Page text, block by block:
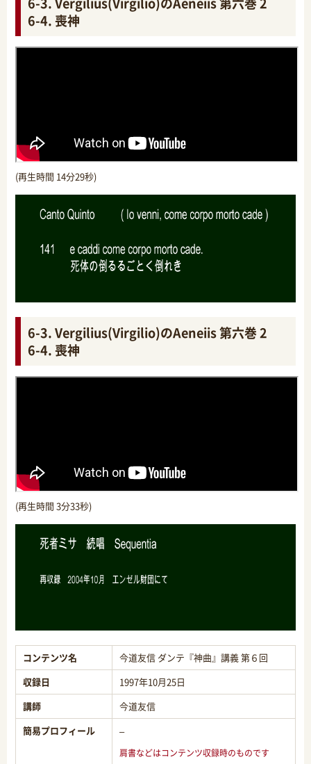
6-4. 喪神
(再生時間 14分29秒)
6-3. Vergilius(Virgilio)のAeneiis 第六巻 2
6-4. 喪神
(再生時間 3分33秒)
コンテンツ名
今道友信 ダンテ『神曲』講義 第６回
収録日
1997年10月25日
講師
今道友信
簡易プロフィール
–
肩書などはコンテンツ収録時のものです